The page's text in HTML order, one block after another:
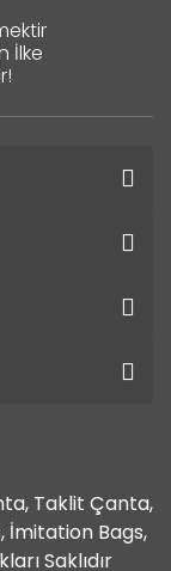
İlke
Taklit Çanta,
İmitation Bags,
Saklıdır